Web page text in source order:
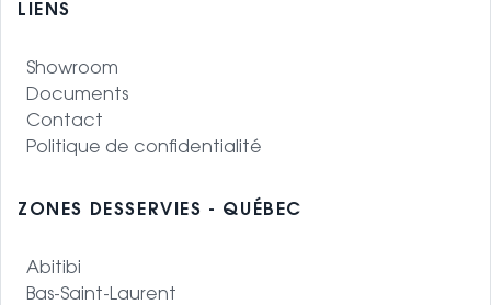
LIENS
Showroom
Documents
Contact
Politique de confidentialité
ZONES DESSERVIES - QUÉBEC
Abitibi
Bas-Saint-Laurent